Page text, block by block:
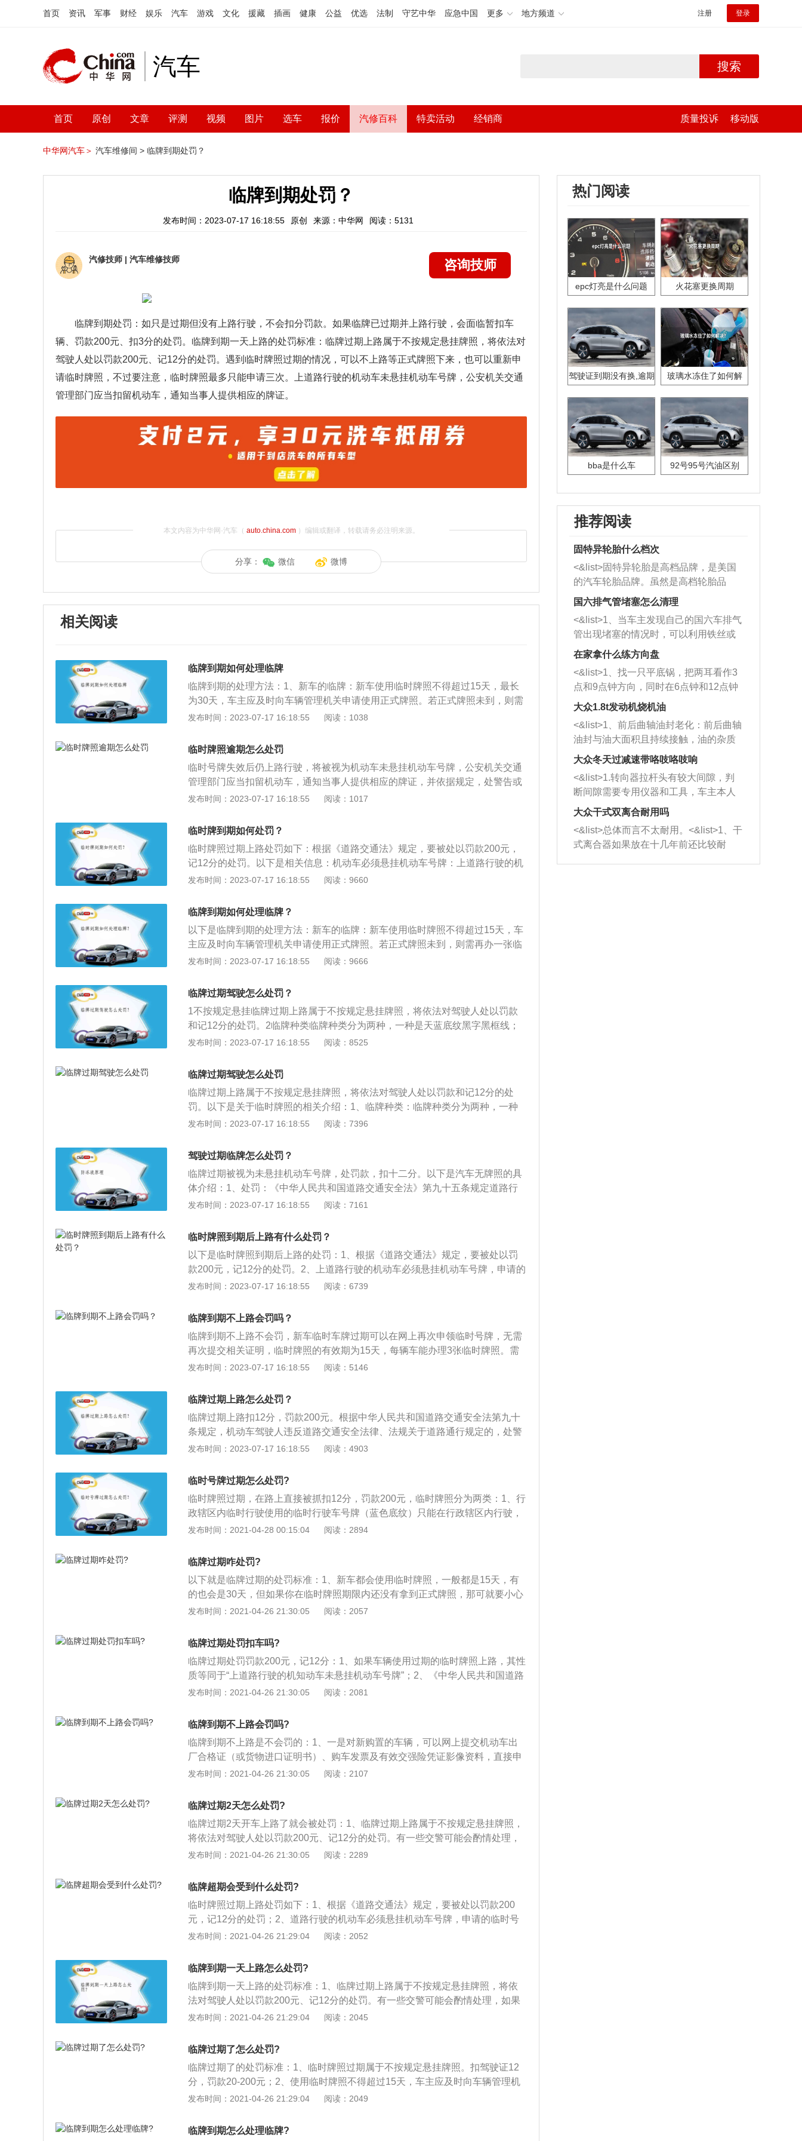
首页 资讯 军事 财经 娱乐 汽车 游戏 文化 援藏 插画 健康 公益 优选 法制 守艺中华 应急中国 更多 地方频道 注册 登录
汽车 搜索
首页 原创 文章 评测 视频 图片 选车 报价 汽修百科 特卖活动 经销商 质量投诉 移动版
中华网汽车＞ 汽车维修间 > 临牌到期处罚？
临牌到期处罚？
发布时间：2023-07-17 16:18:55 原创 来源：中华网 阅读：5131
汽修技师 | 汽车维修技师 咨询技师
临牌到期处罚：如只是过期但没有上路行驶，不会扣分罚款。如果临牌已过期并上路行驶，会面临暂扣车
辆、罚款200元、扣3分的处罚。临牌到期一天上路的处罚标准：临牌过期上路属于不按规定悬挂牌照，将依法对
驾驶人处以罚款200元、记12分的处罚。遇到临时牌照过期的情况，可以不上路等正式牌照下来，也可以重新申
请临时牌照，不过要注意，临时牌照最多只能申请三次。上道路行驶的机动车未悬挂机动车号牌，公安机关交通
管理部门应当扣留机动车，通知当事人提供相应的牌证。
本文内容为中华网·汽车（ auto.china.com）编辑或翻译，转载请务必注明来源。
分享： 微信 微博
相关阅读
临牌到期如何处理临牌
临牌到期的处理方法：1、新车的临牌：新车使用临时牌照不得超过15天，最长
为30天，车主应及时向车辆管理机关申请使用正式牌照。若正式牌照未到，则需
再办一张临牌，但每辆车最多能办理3张临时牌照。2、非新车的临牌到期：若临
牌照有效期一般在15日，最长为30天，车主应在临时牌照有效期内申请正式牌
照。3、延期方面：本地临牌共可以办理三次延期，即21天的使用期限，在此期
间只能在本市内行驶，不能驶出该地区，否则将按照无号牌车辆处理。临时车牌
有效期延长手续与初次申请临牌一样，车主凭身份证明、车辆购买发票、新车合
格证、交强险凭证、或进口凭证、及相关证件的复印件等即可向公安机关申领临
发布时间：2023-07-17 16:18:55 阅读：1038
临时牌照逾期怎么处罚
临时号牌失效后仍上路行驶，将被视为机动车未悬挂机动车号牌，公安机关交通
管理部门应当扣留机动车，通知当事人提供相应的牌证，并依据规定，处警告或
者二十元以上二百元以下罚款，记12分的处罚。根据《道路交通安全违法行为记
后驾驶机动车的；（二）造成致人轻伤以上或者死亡的交通事故后逃逸，尚不构
成犯罪的；（三）使用伪造、变造的机动车号牌、行驶证、驾驶证、校车标牌或
者使用其他机动车号牌、行驶证的；（四）驾驶校车、公路客运汽车、旅游客运
汽车载人超过核定人数百分之二十以上，或者驾驶其他载客汽车载人超过核定人
数百分之百以上的；（五）驾驶校车、中型以上载客载货汽车、危险物品运输车
机动车在高速公路、城市快速路上行驶超过规定时速百分之五十以上的；（六）
驾驶机动车在高速公路、城市快速路上倒车、逆行、穿越中央分隔带掉头的；
（七）代替实际机动车驾驶人接受交通违法行为处罚和记分牟取经济利益的。根
律、法规关于道路通行规定的，处警告或者二十元以上二百元以下罚款。本法另
过15天，车主应及时向车辆管理机关申请使用正式牌照。2、准予机动车临时上
道路行驶的纸质机动车号牌，也称临时行驶车号牌。临时行驶车号牌是指新购车
辆在未正式落户前由公安车管部门发放的临时车辆行驶证明。临时车牌的有效期
一般不会超过30天。
发布时间：2023-07-17 16:18:55 阅读：1017
临时牌到期如何处罚？
临时牌照过期上路处罚如下：根据《道路交通法》规定，要被处以罚款200元，
记12分的处罚。以下是相关信息：机动车必须悬挂机动车号牌：上道路行驶的机
动车必须悬挂机动车号牌，申请的临时号牌必须在到期之前及时补办临牌或悬挂
申领临时牌照：临时牌照到期后仍未取得正规牌照的车辆，可以再次申领临时号
牌，第二次申领临时牌照，需将车主身份证明与机动车交通事故责任强制保险副
本复印在同一张纸上，并将已使用过的旧临时牌照一并收回。
发布时间：2023-07-17 16:18:55 阅读：9660
临牌到期如何处理临牌？
以下是临牌到期的处理方法：新车的临牌：新车使用临时牌照不得超过15天，车
主应及时向车辆管理机关申请使用正式牌照。若正式牌照未到，则需再办一张临
牌，但每辆车最多能办理3张临时牌照。非新车的临牌到期：若临牌过期不能上
般在15日，车主应在临时牌照有效期内申请正式牌照。延期方面：本地临牌共可
以办理三次延期，即21天的使用期限，在此期间只能在本市内行驶，不能驶出该
地区，否则将按照无号牌车辆处理。临时车牌有效期延长手续与初次申请临牌一
样，车主凭身份证明、车辆购买发票、新车合格证、交强险凭证、或进口凭证及
相关证件的复印件等即可向公安机关申领临时行驶车号牌，办理时应讲明车辆行
发布时间：2023-07-17 16:18:55 阅读：9666
临牌过期驾驶怎么处罚？
1不按规定悬挂临牌过期上路属于不按规定悬挂牌照，将依法对驾驶人处以罚款
和记12分的处罚。2临牌种类临牌种类分为两种，一种是天蓝底纹黑字黑框线；
另一种是棕黄底纹黑字黑框线。3临牌贴法如果有一张临时牌照，应贴在前挡风
发布时间：2023-07-17 16:18:55 阅读：8525
临牌过期驾驶怎么处罚
临牌过期上路属于不按规定悬挂牌照，将依法对驾驶人处以罚款和记12分的处
罚。以下是关于临时牌照的相关介绍：1、临牌种类：临牌种类分为两种，一种
是天蓝底纹黑字黑框线，该临时牌照有效期为15天；另一种是棕黄底纹黑字黑框
下角或右下角，不影响驾驶员视线最佳；如果有两张临时牌照，一张贴前挡风玻
璃，另外一张应贴在车内后挡风玻璃左下角。
发布时间：2023-07-17 16:18:55 阅读：7396
驾驶过期临牌怎么处罚？
临牌过期被视为未悬挂机动车号牌，处罚款，扣十二分。以下是汽车无牌照的具
体介绍：1、处罚：《中华人民共和国道路交通安全法》第九十五条规定道路行
驶的机动车未悬挂机动车号牌，未放置检验合格标志、保险标志，或者未随车携
应的牌证、标志或者补办相应手续，并可以依照本法第九十条的规定予以处罚。
2、危害：扰乱道路交通秩序，败坏社会风气，容易诱发犯罪。并且给交通管理
部门处理交通事故带来一定程度上的阻碍。
发布时间：2023-07-17 16:18:55 阅读：7161
临时牌照到期后上路有什么处罚？
以下是临时牌照到期后上路的处罚：1、根据《道路交通法》规定，要被处以罚
款200元，记12分的处罚。2、上道路行驶的机动车必须悬挂机动车号牌，申请的
临时号牌必须在到期之前及时补办临牌或悬挂正式号牌。3、临牌过期意味着无
的车辆，可以再次申领临时号牌。4、第2次申领临时号牌时，需将车主身份证明
与机动车交通事故责任强制保险副本复印在同一张纸上，并将已使用过的旧临时
牌照一并收回。5、机动车临时号牌包含：行政辖区内临时号牌、跨行政辖区临
时号牌、试验用临时号牌、特型机动车临时号牌四大类。
发布时间：2023-07-17 16:18:55 阅读：6739
临牌到期不上路会罚吗？
临牌到期不上路不会罚，新车临时车牌过期可以在网上再次申领临时号牌，无需
再次提交相关证明，临时牌照的有效期为15天，每辆车能办理3张临时牌照。需
要注意的是车主每次只能办理一张，到期后再续办，不论临时牌照是否到期，车
落户前由公安车管部门发放的临时车辆行驶证明，粘贴时需要粘贴2张，1张粘贴
在车内前风窗玻璃的右上角位置，同时不能被交强险标志等遮盖；另1张粘贴在
车内后风窗玻璃左上角。
发布时间：2023-07-17 16:18:55 阅读：5146
临牌过期上路怎么处罚？
临牌过期上路扣12分，罚款200元。根据中华人民共和国道路交通安全法第九十
条规定，机动车驾驶人违反道路交通安全法律、法规关于道路通行规定的，处警
告或者20元以上200元以下罚款，本法另有规定的，依照规定处罚。上道路行驶
驶证、驾驶证的，公安机关交通管理部门应当扣留机动车，通知当事人提供相应
的牌证、标志或者补办相应手续，并可予以处罚。当事人提供相应的牌证、标志
或者补办相应手续的，应当及时退还机动车。
发布时间：2023-07-17 16:18:55 阅读：4903
临时号牌过期怎么处罚?
临时牌照过期，在路上直接被抓扣12分，罚款200元，临时牌照分为两类：1、行
政辖区内临时行驶使用的临时行驶车号牌（蓝色底纹）只能在行政辖区内行驶，
也就是在本地行驶；2、跨行政辖区临时移动使用的临时行驶车号牌（黄色底
上，不然公安机关将以不按规定安装号牌进行处罚。
发布时间：2021-04-28 00:15:04 阅读：2894
临牌过期咋处罚?
以下就是临牌过期的处罚标准：1、新车都会使用临时牌照，一般都是15天，有
的也会是30天，但如果你在临时牌照期限内还没有拿到正式牌照，那可就要小心
了，临时牌照过期上路属于不按规定悬挂牌照，扣驾驶证12分，并罚款200元；
考试，但是深圳的处罚更加严厉，根据《深圳经济特区道路交通安全违法行为处
罚条例》第三十条规定：驾驶无号牌、无行驶证或者未取得临时牌照证的机动车
上道路行驶的，扣留机动车，处1万元罚款，并处暂扣机动车驾驶证六个月；3、
同时驾驶人不按照临时通行牌证注明的时间和路线移动车辆的，按照前两款规定
予以罚款。
发布时间：2021-04-26 21:30:05 阅读：2057
临牌过期处罚扣车吗?
临牌过期处罚罚款200元，记12分：1、如果车辆使用过期的临时牌照上路，其性
质等同于“上道路行驶的机知动车未悬挂机动车号牌”；2、《中华人民共和国道路
交通安全法》第九十五条明确规定，上道路行驶的机动车未悬挂机动车号牌；
第九十条的规定，处以罚款200元，记12分的处罚。道
发布时间：2021-04-26 21:30:05 阅读：2081
临牌到期不上路会罚吗?
临牌到期不上路是不会罚的：1、一是对新购置的车辆，可以网上提交机动车出
厂合格证（或货物进口证明书）、购车发票及有效交强险凭证影像资料，直接申
领临时号牌；2、二是对新购置车辆原临时号牌超过有效期的，可以在网上再次
临时号牌超过有效期的，可以在网上再次申领临时号牌。
发布时间：2021-04-26 21:30:05 阅读：2107
临牌过期2天怎么处罚?
临牌过期2天开车上路了就会被处罚：1、临牌过期上路属于不按规定悬挂牌照，
将依法对驾驶人处以罚款200元、记12分的处罚。有一些交警可能会酌情处理，
如果临时牌照过期了一两天，如果碰上好说的，可能交警只是警告驾驶员尽快办
都是依法处罚，所有车主遇到临时牌照过期的情况，要么不上路等正式牌照下
来，要么就是重新申请临时牌照，不过要注意，临时牌照最多只能申请三次；
3、同样临时牌照和正式牌照受交通法的管制，所以不要以为新车是临时牌照就
可以肆意妄为，或者以为临时牌照太小，摄像机肯定拍不到，其实高清摄像头是
可以清清楚楚拍到临时牌照的。
发布时间：2021-04-26 21:30:05 阅读：2289
临牌超期会受到什么处罚?
临时牌照过期上路处罚如下：1、根据《道路交通法》规定，要被处以罚款200
元，记12分的处罚；2、道路行驶的机动车必须悬挂机动车号牌，申请的临时号
牌必须在到期之前及时补办临牌或悬挂正式号牌。临牌过期意味着无效，视为未
辆，可以再次申领临时号牌，第二次申领临时牌照，需将车主身份证明与机动车
交通事故责任强制保险副本复印在同一张纸上，并将已使用过的旧临时牌照一并
收回。
发布时间：2021-04-26 21:29:04 阅读：2052
临牌到期一天上路怎么处罚?
临牌到期一天上路的处罚标准：1、临牌过期上路属于不按规定悬挂牌照，将依
法对驾驶人处以罚款200元、记12分的处罚。有一些交警可能会酌情处理，如果
临时牌照过期了一两天，如果碰上好说的，可能交警只是警告驾驶员尽快办理正
依法处罚，所有车主遇到临时牌照过期的情况，要么不上路等正式牌照下来，要
么就是重新申请临时牌照，不过要注意，临时牌照最多只能申请三次；3、同样
临时牌照和正式牌照受交通法的管制，所以不要以为新车是临时牌照就可以肆意
妄为，或者以为临时牌照太小，摄像机肯定拍不到，其实高清摄像头是可以清清
楚楚拍到临时牌照的。
发布时间：2021-04-26 21:29:04 阅读：2045
临牌过期了怎么处罚?
临牌过期了的处罚标准：1、临时牌照过期属于不按规定悬挂牌照。扣驾驶证12
分，罚款20-200元；2、使用临时牌照不得超过15天，车主应及时向车辆管理机
关申请使用正式牌照。如无牌上路，将会被公安交通管理部门暂扣车辆、罚款20
车号牌。是指新购车辆在未正式落户前由公安车管部门发放的临时车辆行驶证
明。临时车牌的有效期一般不会超过三十天。有4种：行政辖区内临时号牌、跨
发布时间：2021-04-26 21:29:04 阅读：2049
临牌到期怎么处理临牌?
热门阅读
epc灯亮是什么问题 火花塞更换周期
驾驶证到期没有换,逾期
玻璃水冻住了如何解
bba是什么车 92号95号汽油区别
推荐阅读
固特异轮胎什么档次
<&list>固特异轮胎是高档品牌，是美国
的汽车轮胎品牌。虽然是高档轮胎品
牌，但是中高低端的轮胎都有生产，这
也是为了更好的开拓市场。
国六排气管堵塞怎么清理
<&list>1、当车主发现自己的国六车排气
管出现堵塞的情况时，可以利用铁丝或
者是细棍，直接将杂物给取出来，如果
堵塞情况比较严重，也可以采取应急措
施。 <&list>2、直接利用木棍将所有的
杂物推到排气管里面的位置处，然后将
三元催化器拆解开，就可以将堵塞的东
西取出来。但如果是因为积碳过多引起
的堵塞，就需要将三元催化器泡在草酸
洗剂对堵塞的情况得到解决，将清洗剂
放在燃油箱中，与燃油混合后，车辆启
动时，就可以和汽油一起进入到燃烧
室，最后形成废气排出，就可以让三元
催化器得到清洗，排气管堵塞的情况就
能够得到解决。
在家拿什么练方向盘
<&list>1、找一只平底锅，把两耳看作3
点和9点钟方向，同时在6点钟和12点钟
方向做一个标记。 <&list>2、双手握住
一圈半的练习，往右同样也要打相同的
圈数。 <&list>3、最后强调要反复练
习，这样就可以形成肌肉记忆，在真实
驾驶车辆时，不需要记忆也能打好方
向。
大众1.8t发动机烧机油
<&list>1、前后曲轴油封老化：前后曲轴
油封与油大面积且持续接触，油的杂质
和发动机内持续温度变化使其密封效果
逐渐减弱，导致渗油或漏油。<&list>2、
活塞间隙过大：积碳会使活塞环与缸体
的间隙扩大，导致机油流入燃烧室中，
造成烧机油。<&list>3、机油粘度。使用
机油粘度过小的话，同样会有烧机油现
象，机油粘度过小具有很好的流动性，
大众冬天过减速带咯吱咯吱响
<&list>1.转向器拉杆头有较大间隙，判
断间隙需要专用仪器和工具，车主本人
无法制作，需要将车辆送到修理厂或4s
店；<&list>2.车辆半轴套管防尘罩破
裂，破裂后会出现漏油现象，使半轴磨
损严重，磨损的半轴容易损坏，产生异
响；<&list>3.稳定器的转向胶套和球头
大众干式双离合耐用吗
<&list>总体而言不太耐用。<&list>1、干
式离合器如果放在十几年前还比较耐